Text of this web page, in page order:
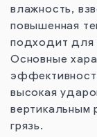
влажность,
повышенная
подходит для
Основные
высокая
вертикальным
грязь.